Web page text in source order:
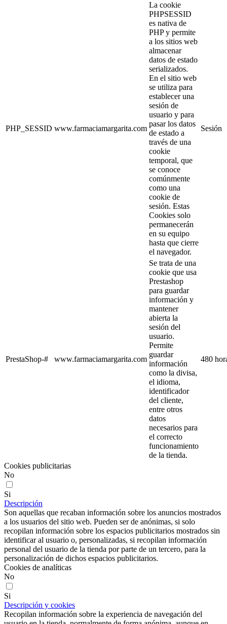
PHP_SESSID www.farmaciamargarita.com
La cookie
PHPSESSID
es nativa de
PHP y permite
a los sitios web
almacenar
datos de estado
serializados.
En el sitio web
se utiliza para
establecer una
sesión de
usuario y para
pasar los datos
de estado a
través de una
cookie
temporal, que
se conoce
comúnmente
como una
cookie de
sesión. Estas
Cookies solo
permanecerán
en su equipo
hasta que cierre
el navegador.
Sesión
PrestaShop-# www.farmaciamargarita.com
Se trata de una
cookie que usa
Prestashop
para guardar
información y
mantener
abierta la
sesión del
usuario.
Permite
guardar
información
como la divisa,
el idioma,
identificador
del cliente,
entre otros
datos
necesarios para
el correcto
funcionamiento
de la tienda.
480
Cookies publicitarias
No
Si
Descripción
Son aquellas que recaban información sobre los anuncios mostrados
a los usuarios del sitio web. Pueden ser de anónimas, si solo
recopilan información sobre los espacios publicitarios mostrados sin
identificar al usuario o, personalizadas, si recopilan información
personal del usuario de la tienda por parte de un tercero, para la
personalización de dichos espacios publicitarios.
Cookies de analíticas
No
Si
Descripción y cookies
Recopilan información sobre la experiencia de navegación del